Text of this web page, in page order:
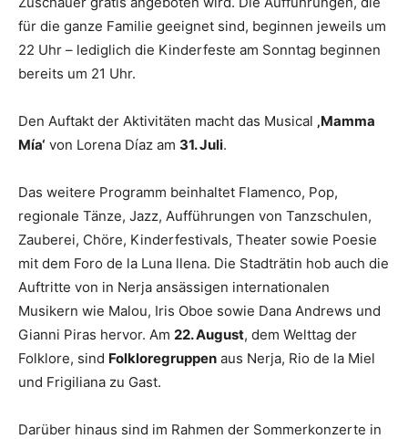
für die ganze Familie geeignet sind, beginnen jeweils um
22 Uhr – lediglich die Kinderfeste am Sonntag beginnen
bereits um 21 Uhr.
Den Auftakt der Aktivitäten macht das Musical ‚Mamma
Mía‘ von Lorena Díaz am 31. Juli.
Das weitere Programm beinhaltet Flamenco, Pop,
regionale Tänze, Jazz, Aufführungen von Tanzschulen,
Zauberei, Chöre, Kinderfestivals, Theater sowie Poesie
mit dem Foro de la Luna llena. Die Stadträtin hob auch die
Auftritte von in Nerja ansässigen internationalen
Musikern wie Malou, Iris Oboe sowie Dana Andrews und
Gianni Piras hervor. Am 22. August, dem Welttag der
Folklore, sind Folkloregruppen aus Nerja, Rio de la Miel
und Frigiliana zu Gast.
Darüber hinaus sind im Rahmen der Sommerkonzerte in